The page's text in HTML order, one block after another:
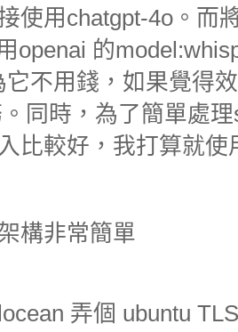
使用chatgpt-4o。而
openai 的
它不用錢，如果覺得
同時，為了簡單處
比較好，我打算就使
構非常簡單
弄個 ubuntu